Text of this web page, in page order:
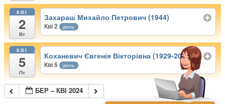
КВІ
2
Вт
Захараш Михайло Петрович (1944)
Кві 2 день
КВІ
5
Пт
Коханевич Євгенія Вікторівна (1929-2012)
Кві 5 день
БЕР – КВІ 2024